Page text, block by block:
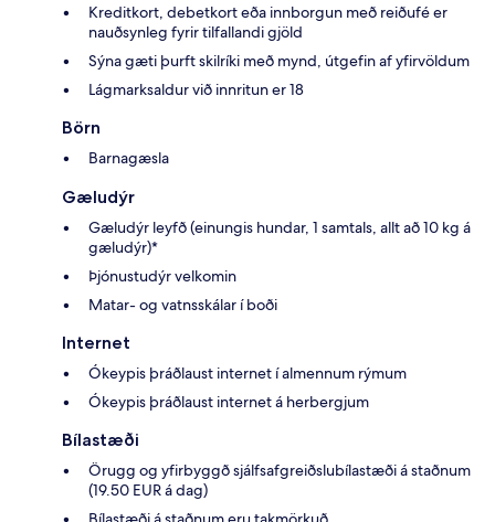
Kreditkort, debetkort eða innborgun með reiðufé er
nauðsynleg fyrir tilfallandi gjöld
Sýna gæti þurft skilríki með mynd, útgefin af yfirvöldum
Lágmarksaldur við innritun er 18
Börn
Barnagæsla
Gæludýr
Gæludýr leyfð (einungis hundar, 1 samtals, allt að 10 kg á
gæludýr)*
Þjónustudýr velkomin
Matar- og vatnsskálar í boði
Internet
Ókeypis þráðlaust internet í almennum rýmum
Ókeypis þráðlaust internet á herbergjum
Bílastæði
Örugg og yfirbyggð sjálfsafgreiðslubílastæði á staðnum
(19.50 EUR á dag)